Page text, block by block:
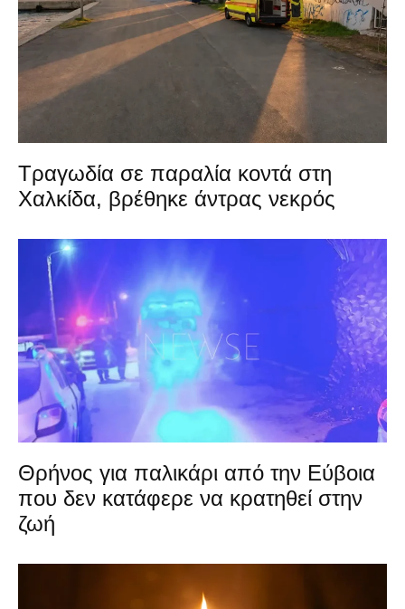
Τραγωδία σε παραλία κοντά στη
Χαλκίδα, βρέθηκε άντρας νεκρός
Θρήνος για παλικάρι από την Εύβοια
που δεν κατάφερε να κρατηθεί στην
ζωή